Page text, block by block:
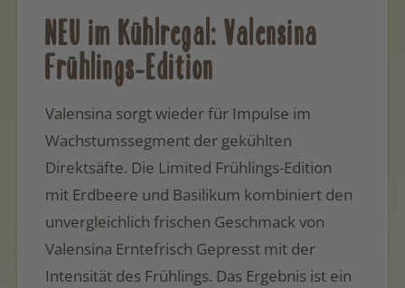
NEU im Kühlregal: Valensina
Frühlings-Edition
Valensina sorgt wieder für Impulse im
Wachstumssegment der gekühlten
Direktsäfte. Die Limited Frühlings-Edition
mit Erdbeere und Basilikum kombiniert den
unvergleichlich frischen Geschmack von
Valensina Erntefrisch Gepresst mit der
Intensität des Frühlings. Das Ergebnis ist ein